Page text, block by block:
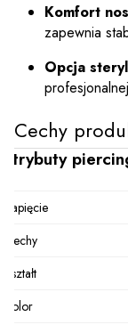
Komfort
zapewnia
Opcja
Cechy
Atrybuty
Zapięcie
Cechy
Kształt
Kolor